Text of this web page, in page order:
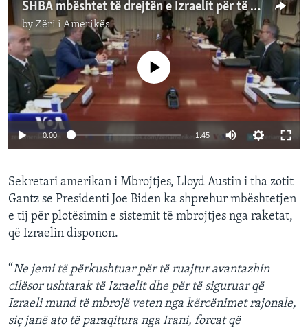
SHBA mbështet të drejtën e Izraelit për të mbrojtur veten
byZëri i Amerikës
No media source currently available
0:00 1:45
Sekretari amerikan i Mbrojtjes, Lloyd Austin i tha zotit
Gantz se Presidenti Joe Biden ka shprehur mbështetjen
e tij për plotësimin e sistemit të mbrojtjes nga raketat,
që Izraelin disponon.
“Ne jemi të përkushtuar për të ruajtur avantazhin
cilësor ushtarak të Izraelit dhe për të siguruar që
Izraeli mund të mbrojë veten nga kërcënimet rajonale,
siç janë ato të paraqitura nga Irani, forcat që